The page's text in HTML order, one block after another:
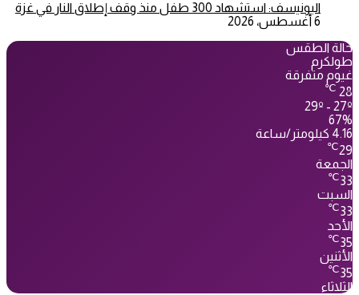
اليونيسف: استشهاد 300 طفل منذ وقف إطلاق النار في غزة
6 أغسطس، 2026
حالة الطقس
طولكرم
غيوم متفرقة
28
℃
29º - 27º
67%
4.16 كيلومتر/ساعة
29
℃
الجمعة
33
℃
السبت
33
℃
الأحد
35
℃
الأثنين
35
℃
الثلاثاء